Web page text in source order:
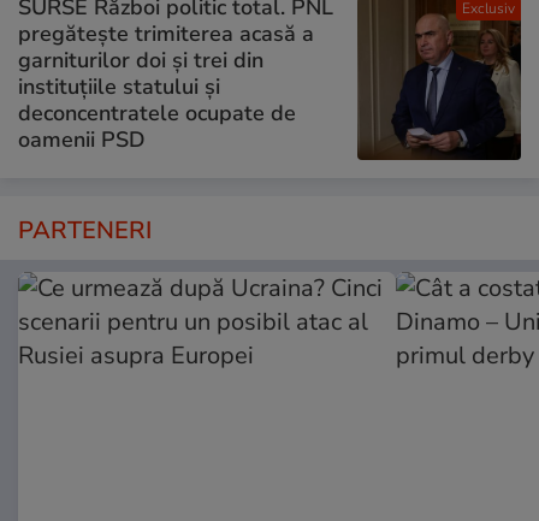
Exclusiv
SURSE Război politic total. PNL
pregătește trimiterea acasă a
garniturilor doi și trei din
instituțiile statului și
deconcentratele ocupate de
oamenii PSD
PARTENERI